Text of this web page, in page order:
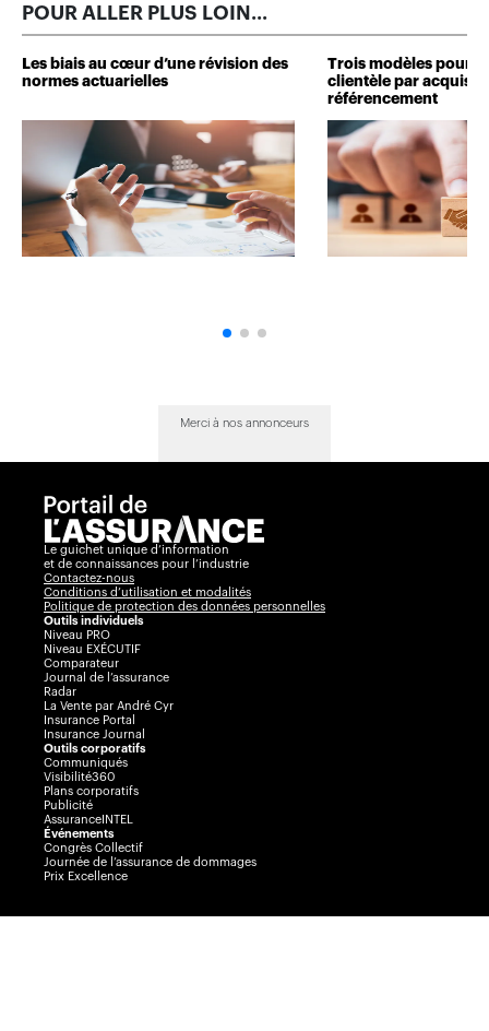
POUR ALLER PLUS LOIN...
Les biais au cœur d’une révision des
normes actuarielles
Trois modèles pour
clientèle par
référencement
Merci à nos annonceurs
Le guichet unique d’information
et de connaissances pour l’industrie
Contactez-nous
Conditions d’utilisation et modalités
Politique de protection des données personnelles
Outils individuels
Niveau PRO
Niveau EXÉCUTIF
Comparateur
Journal de l’assurance
Radar
La Vente par André Cyr
Insurance Portal
Insurance Journal
Outils corporatifs
Communiqués
Visibilité360
Plans corporatifs
Publicité
AssuranceINTEL
Événements
Congrès Collectif
Journée de l’assurance de dommages
Prix Excellence